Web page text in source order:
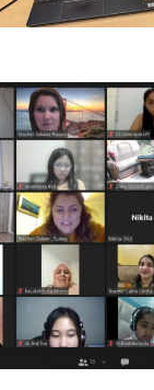
17.06.2026